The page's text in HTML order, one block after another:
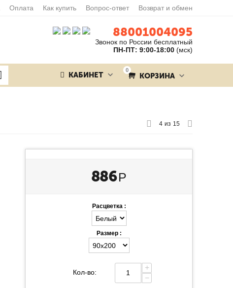
Оплата Как купить Вопрос-ответ Возврат и обмен
88001004095
Звонок по России бесплатный
ПН-ПТ: 9:00-18:00 (мск)
0
КОРЗИНА
КАБИНЕТ
4 из 15
886 Р
Расцветка :
Размер :
Кол-во:
+
−